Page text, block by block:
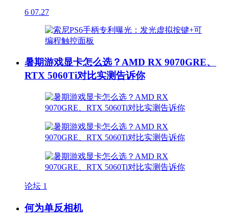
6 07.27
暑期游戏显卡怎么选？AMD RX 9070GRE、
RTX 5060Ti对比实测告诉你
论坛 1
何为单反相机